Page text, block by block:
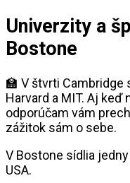
Univerzity a
Bostone
🏫 V štvrti
Harvard a MIT. Aj keď
odporúčam vám
zážitok sám o sebe.
V Bostone sídlia
USA.